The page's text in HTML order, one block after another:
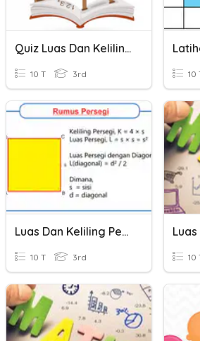
Quiz Luas Dan Keliling Bangun Datar
10 T 3rd 10
Luas Dan Keliling Persegi Dan Persegi Panjang
10 T 3rd 10